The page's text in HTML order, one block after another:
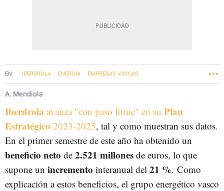
IBERDROLA ENERGÍA EMPRESAS VASCAS
IGNACIO SÁNCHEZ GALÁN
A. Mendiola
Iberdrola avanza "con paso firme" en su Plan
Estratégico 2023-2025, tal y como muestran sus datos.
En el primer semestre de este año ha obtenido un
beneficio neto de 2.521 millones de euros, lo que
supone un incremento interanual del 21 %. Como
explicación a estos beneficios, el grupo energético vasco